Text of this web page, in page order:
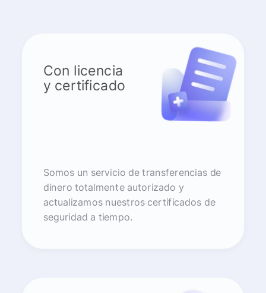
Con licencia
y certificado
Somos un servicio de transferencias de
dinero totalmente autorizado y
actualizamos nuestros certificados de
seguridad a tiempo.